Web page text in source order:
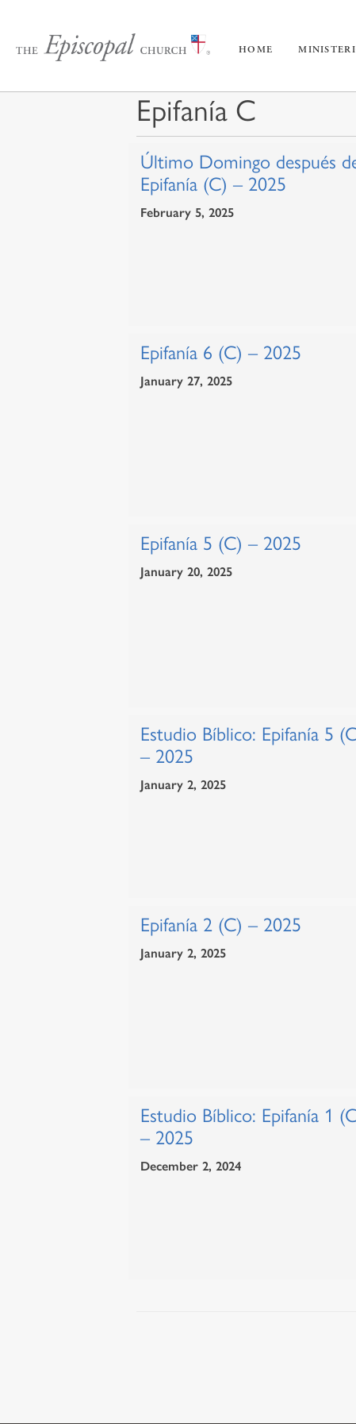
HOME
Epifanía C
Último Domingo después
Epifanía (C) – 2025
February 5, 2025
Epifanía 6 (C) – 2025
January 27, 2025
Epifanía 5 (C) – 2025
January 20, 2025
Estudio Bíblico: Epifanía 5
– 2025
January 2, 2025
Epifanía 2 (C) – 2025
January 2, 2025
Estudio Bíblico: Epifanía 1
– 2025
December 2, 2024